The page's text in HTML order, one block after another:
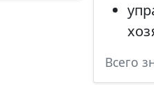
Всего